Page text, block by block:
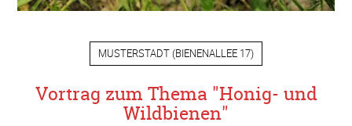
MUSTERSTADT (BIENENALLEE 17)
Vortrag zum Thema "Honig- und
Wildbienen"